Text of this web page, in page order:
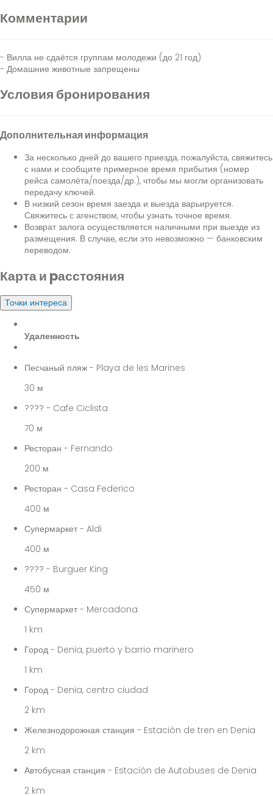
Комментарии
- Вилла не сдаётся группам молодежи (до 21 год)
- Домашние животные запрещены
Условия бронирования
Дополнительная информация
За несколько дней до вашего приезда, пожалуйста, свяжитесь
с нами и сообщите примерное время прибытия (номер
рейса самолёта/поезда/др.), чтобы мы могли организовать
передачу ключей.
В низкий сезон время заезда и выезда варьируется.
Свяжитесь с агенством, чтобы узнать точное время.
Возврат залога осуществляется наличными при выезде из
размещения. В случае, если это невозможно — банковским
переводом.
Карта и pасстояния
Точки интереса
Удаленность
Песчаный пляж - Playa de les Marines
30 м
???? - Cafe Ciclista
70 м
Ресторан - Fernando
200 м
Ресторан - Casa Federico
400 м
Супермаркет - Aldi
400 м
???? - Burguer King
450 м
Супермаркет - Mercadona
1 km
Город - Denia, puerto y barrio marinero
1 km
Город - Denia, centro ciudad
2 km
Железнодорожная станция - Estación de tren en Denia
2 km
Автобусная станция - Estación de Autobuses de Denia
2 km